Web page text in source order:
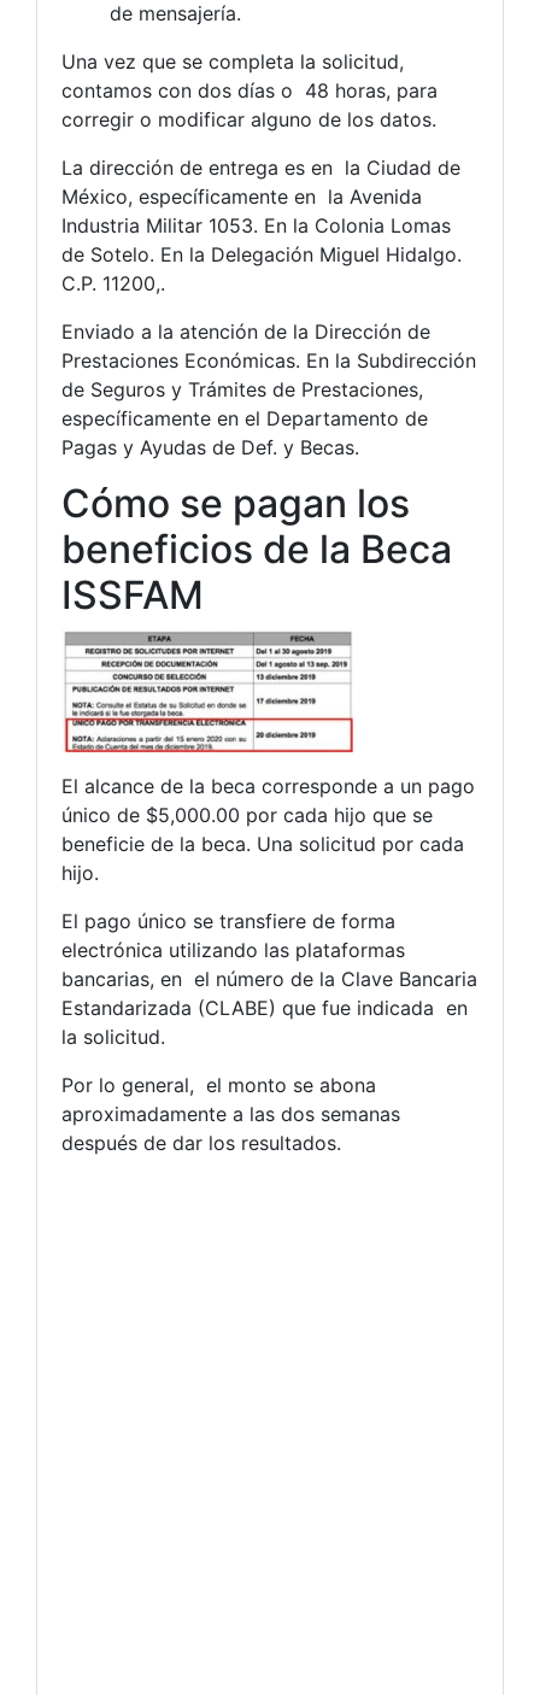
de mensajería.
Una vez que se completa la solicitud,
contamos con dos días o 48 horas, para
corregir o modificar alguno de los datos.
La dirección de entrega es en la Ciudad de
México, específicamente en la Avenida
Industria Militar 1053. En la Colonia Lomas
de Sotelo. En la Delegación Miguel Hidalgo.
C.P. 11200,.
Enviado a la atención de la Dirección de
Prestaciones Económicas. En la Subdirección
de Seguros y Trámites de Prestaciones,
específicamente en el Departamento de
Pagas y Ayudas de Def. y Becas.
Cómo se pagan los
beneficios de la Beca
ISSFAM
El alcance de la beca corresponde a un pago
único de $5,000.00 por cada hijo que se
beneficie de la beca. Una solicitud por cada
hijo.
El pago único se transfiere de forma
electrónica utilizando las plataformas
bancarias, en el número de la Clave Bancaria
Estandarizada (CLABE) que fue indicada en
la solicitud.
Por lo general, el monto se abona
aproximadamente a las dos semanas
después de dar los resultados.